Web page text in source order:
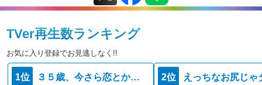
TVer再生数ランキング
お気に入り登録でお見逃しなく!!
1位 ３５歳、今さら恋とかありえない 2位